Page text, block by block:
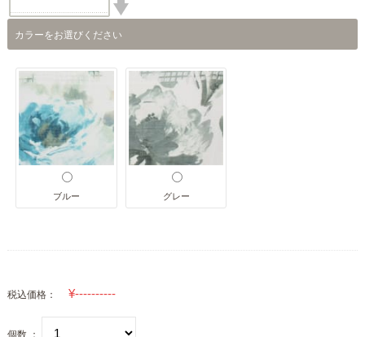
カラーをお選びください
ブルー グレー
税込価格：
個数 ：